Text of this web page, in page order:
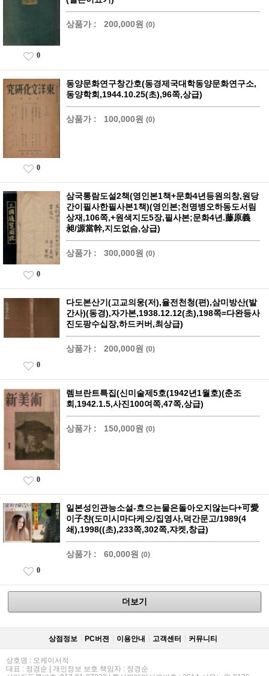
상품가 : 200,000원 (0)
0
동양문화연구창간호(동경제국대학동양문화연구소,
동양학회,1944.10.25(초),96쪽,상급)
상품가 : 100,000원 (0)
0
삼국통람도설2책(영인본1책+문화4년등원의창,원당
간이필사한필사본1책)(영인본;천명병오하동도서림
상재,106쪽,+원색지도5장,필사본;문화4년.藤原義
昶/源當幹,지도없슴,상급)
상품가 : 300,000원 (0)
0
다도본산기(고교의웅(저),율전천청(편),삼미방산(발
간사)(동경),자가본,1938.12.12(초),198쪽=다완등사
진도팡수십장,하드커버,최상급)
상품가 : 200,000원 (0)
0
렘브란트특집(신미술제5호(1942년1월호)(춘조
회,1942.1.5,사진100여쪽,47쪽,상급)
상품가 : 150,000원 (0)
0
일본성인관능소설-흐으는물은돌아오지않는다+可愛
이子챤(도미시마다케오/집영사,덕간문고/1989(4
쇄),1998((초),233쪽,302쪽,쟈켓,창급)
상품가 : 60,000원 (0)
0
더보기
상점정보 PC버젼 이용안내 고객센터 커뮤니티
상호명 : 오케이서적
대표 : 정경순 | 개인정보 보호 책임자 : 정경순